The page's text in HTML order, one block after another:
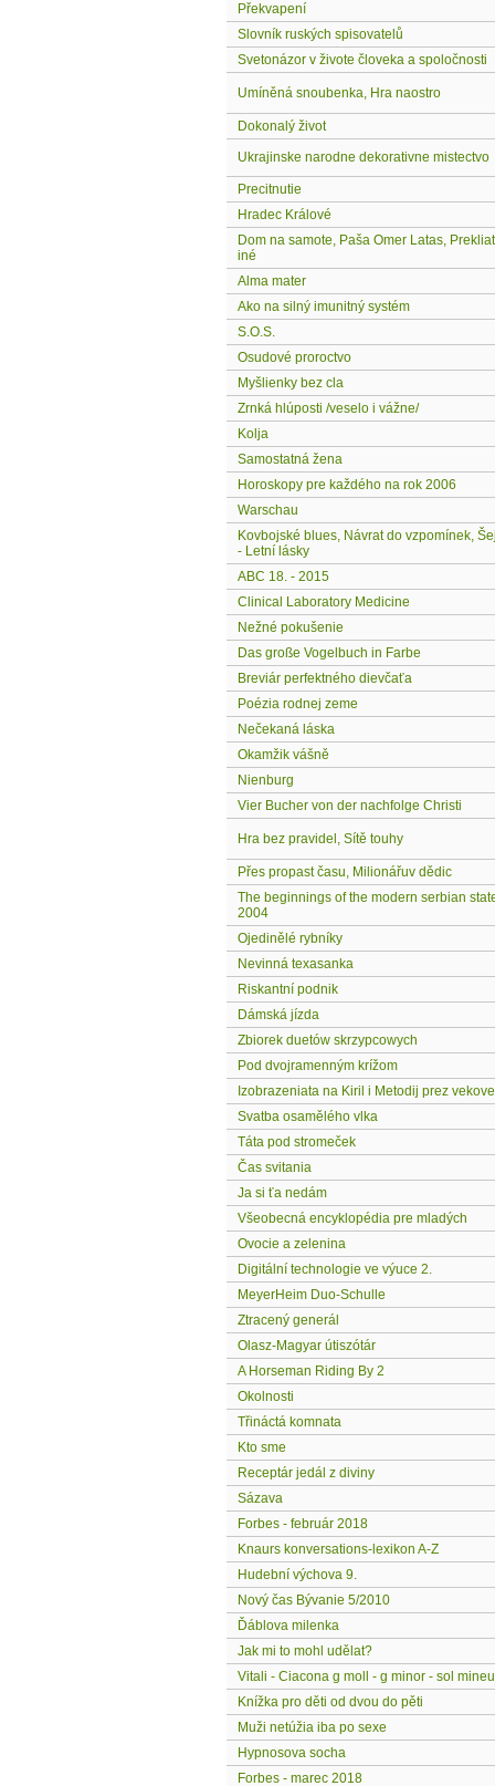
Překvapení
Slovník ruských spisovatelů
Svetonázor v živote človeka a spoločnosti
Umíněná snoubenka, Hra naostro
Dokonalý život
Ukrajinske narodne dekorativne mistectvo
Precitnutie
Hradec Králové
Dom na samote, Paša Omer Latas,
iné
Alma mater
Ako na silný imunitný systém
S.O.S.
Osudové proroctvo
Myšlienky bez cla
Zrnká hlúposti /veselo i vážne/
Kolja
Samostatná žena
Horoskopy pre každého na rok 2006
Warschau
Kovbojské blues, Návrat do vzpomínek,
- Letní lásky
ABC 18. - 2015
Clinical Laboratory Medicine
Nežné pokušenie
Das große Vogelbuch in Farbe
Breviár perfektného dievčaťa
Poézia rodnej zeme
Nečekaná láska
Okamžik vášně
Nienburg
Vier Bucher von der nachfolge Christi
Hra bez pravidel, Sítě touhy
Přes propast času, Milionářuv dědic
The beginnings of the modern serbian
2004
Ojedinělé rybníky
Nevinná texasanka
Riskantní podnik
Dámská jízda
Zbiorek duetów skrzypcowych
Pod dvojramenným krížom
Izobrazeniata na Kiril i Metodij prez
Svatba osamělého vlka
Táta pod stromeček
Čas svitania
Ja si ťa nedám
Všeobecná encyklopédia pre mladých
Ovocie a zelenina
Digitální technologie ve výuce 2.
MeyerHeim Duo-Schulle
Ztracený generál
Olasz-Magyar útiszótár
A Horseman Riding By 2
Okolnosti
Třináctá komnata
Kto sme
Receptár jedál z diviny
Sázava
Forbes - február 2018
Knaurs konversations-lexikon A-Z
Hudební výchova 9.
Nový čas Bývanie 5/2010
Ďáblova milenka
Jak mi to mohl udělat?
Vitali - Ciacona g moll - g minor - sol
Knížka pro děti od dvou do pěti
Muži netúžia iba po sexe
Hypnosova socha
Forbes - marec 2018